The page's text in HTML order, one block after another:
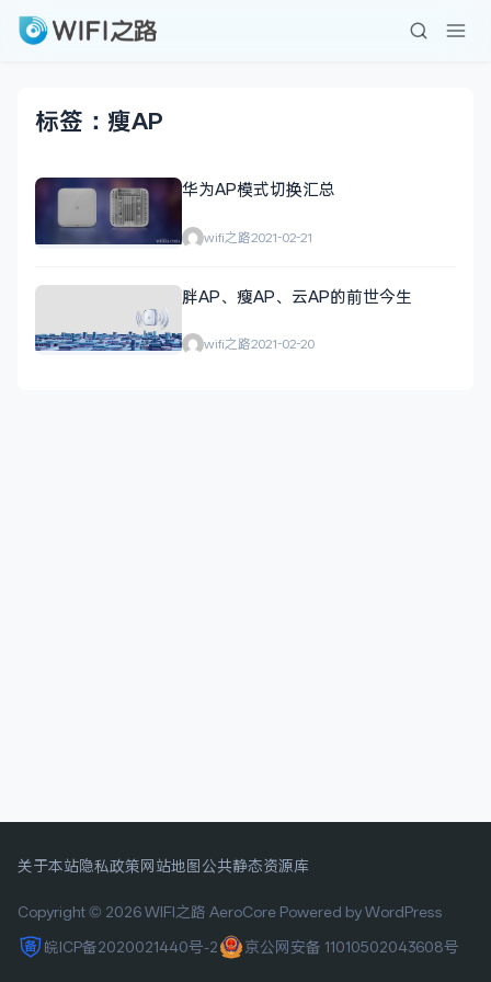
标签：瘦AP
华为AP模式切换汇总
wifi之路2021-02-21
胖AP、瘦AP、云AP的前世今生
wifi之路2021-02-20
关于本站隐私政策网站地图 公共静态资源库
Copyright © 2026 WIFI之路 AeroCore Powered by WordPress
皖ICP备2020021440号-2
京公网安备 11010502043608号